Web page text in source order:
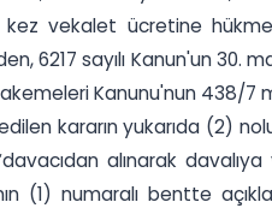
kez vekalet ücretine
6217 sayılı Kanun'un 30.
Kanunu'nun 438/
kararın yukarıda (2)
alınarak
(1) numaralı bentte